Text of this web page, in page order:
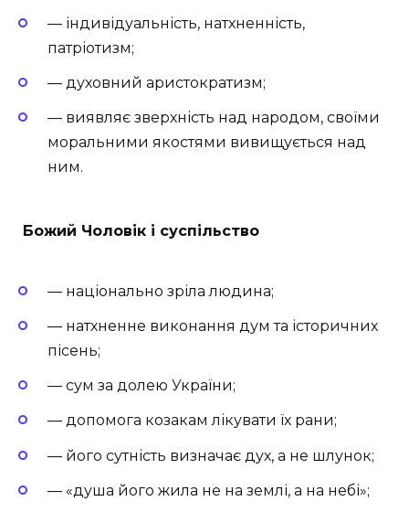
— індивідуальність, натхненність,
патріотизм;
— духовний аристократизм;
— виявляє зверхність над народом, своїми
моральними якостями вивищується над
ним.
Божий Чоловік і суспільство
— національно зріла людина;
— натхненне виконання дум та історичних
пісень;
— сум за долею України;
— допомога козакам лікувати їх рани;
— його сутність визначає дух, а не шлунок;
— «душа його жила не на землі, а на небі»;